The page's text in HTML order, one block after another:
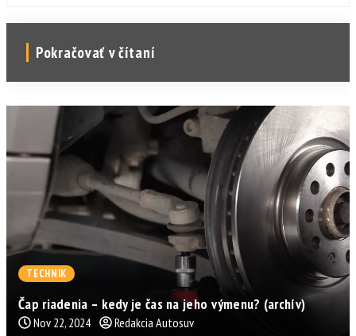
Pokračovať v čítaní
TECHNIK
Čap riadenia – kedy je čas na jeho výmenu? (archív)
Nov 22, 2024 Redakcia Autosuv